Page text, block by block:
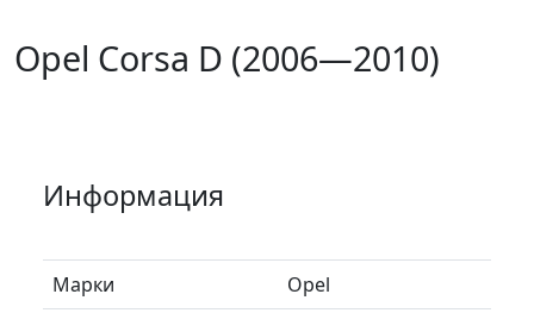
Opel Corsa D (2006—2010)
Информация
Марки
Opel